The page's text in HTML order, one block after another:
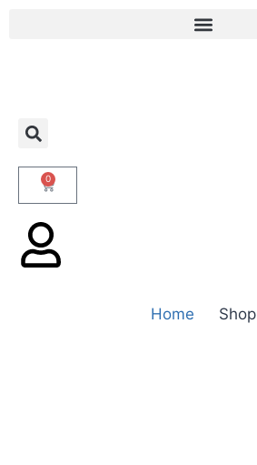
0
Home Shop